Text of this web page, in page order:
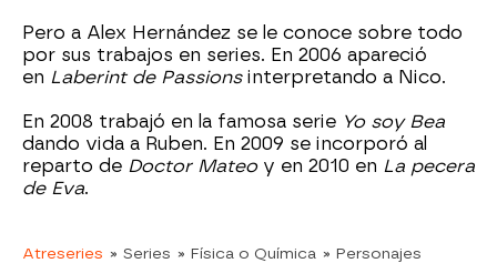
Pero a Alex Hernández se le conoce sobre todo
por sus trabajos en series. En 2006 apareció
en Laberint de Passionsinterpretando a Nico.
En 2008 trabajó en la famosa serie Yo soy Bea
dando vida a Ruben. En 2009 se incorporó al
reparto de Doctor Mateoy en 2010 en La pecera
de Eva.
Atreseries » Series » Física o Química » Personajes